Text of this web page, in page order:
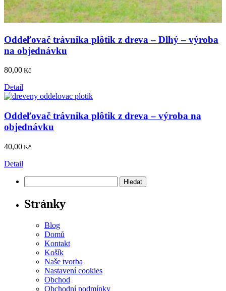
Oddeľovač trávnika plôtik z dreva – Dlhý – výroba
na objednávku
80,00 Kč
Detail
Oddeľovač trávnika plôtik z dreva – výroba na
objednávku
40,00 Kč
Detail
Stránky
Blog
Domů
Kontakt
Košík
Naše tvorba
Nastavení cookies
Obchod
Obchodní podmínky